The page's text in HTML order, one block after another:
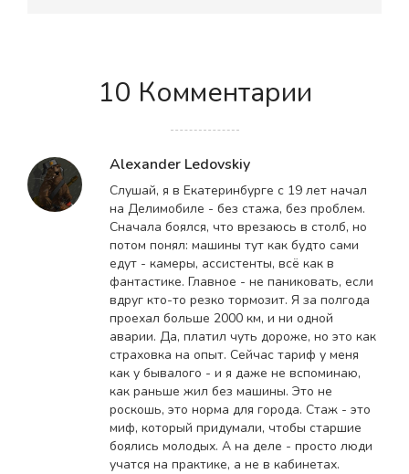
10 Комментарии
Alexander Ledovskiy
Слушай, я в Екатеринбурге с 19 лет начал
на Делимобиле - без стажа, без проблем.
Сначала боялся, что врезаюсь в столб, но
потом понял: машины тут как будто сами
едут - камеры, ассистенты, всё как в
фантастике. Главное - не паниковать, если
вдруг кто-то резко тормозит. Я за полгода
проехал больше 2000 км, и ни одной
аварии. Да, платил чуть дороже, но это как
страховка на опыт. Сейчас тариф у меня
как у бывалого - и я даже не вспоминаю,
как раньше жил без машины. Это не
роскошь, это норма для города. Стаж - это
миф, который придумали, чтобы старшие
боялись молодых. А на деле - просто люди
учатся на практике, а не в кабинетах.